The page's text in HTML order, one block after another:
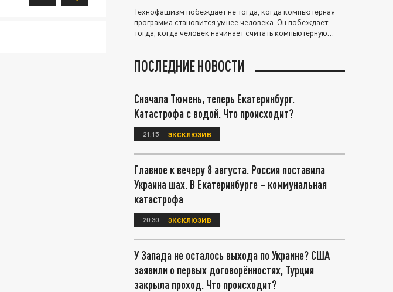
Технофашизм побеждает не тогда, когда компьютерная
программа становится умнее человека. Он побеждает
тогда, когда человек начинает считать компьютерную
ПОСЛЕДНИЕ НОВОСТИ
Сначала Тюмень, теперь Екатеринбург.
Катастрофа с водой. Что происходит?
21:15 ЭКСКЛЮЗИВ
Главное к вечеру 8 августа. Россия поставила
Украина шах. В Екатеринбурге – коммунальная
катастрофа
20:30 ЭКСКЛЮЗИВ
У Запада не осталось выхода по Украине? США
заявили о первых договорённостях, Турция
закрыла проход. Что происходит?